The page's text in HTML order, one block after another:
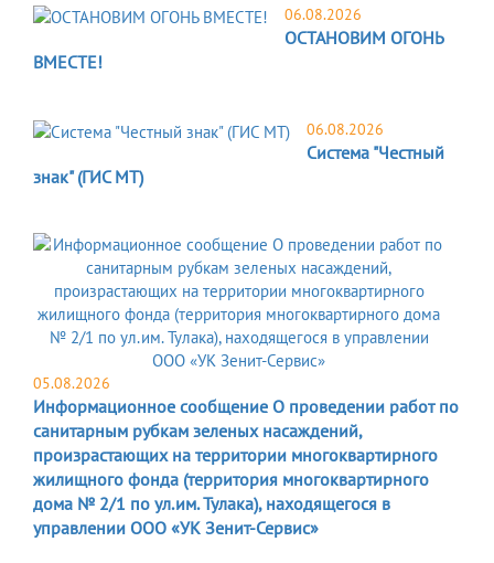
06.08.2026
ОСТАНОВИМ ОГОНЬ
ВМЕСТЕ!
06.08.2026
Система "Честный
знак" (ГИС МТ)
05.08.2026
Информационное сообщение О проведении работ по
санитарным рубкам зеленых насаждений,
произрастающих на территории многоквартирного
жилищного фонда (территория многоквартирного
дома № 2/1 по ул.им. Тулака), находящегося в
управлении ООО «УК Зенит-Сервис»